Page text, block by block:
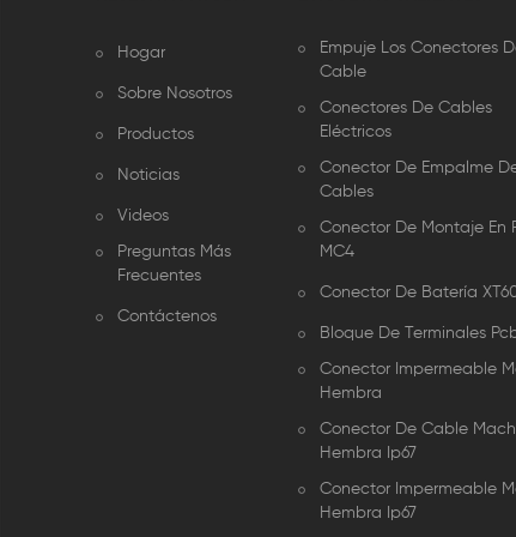
Hogar
Sobre Nosotros
Productos
Noticias
Videos
Preguntas Más
Frecuentes
Contáctenos
Empuje Los Conectores
Cable
Conectores De Cables
Eléctricos
Conector De Empalme
Cables
Conector De Montaje En
MC4
Conector De Batería
Bloque De Terminales
Conector Impermeable
Hembra
Conector De Cable
Hembra Ip67
Conector Impermeable
Hembra Ip67